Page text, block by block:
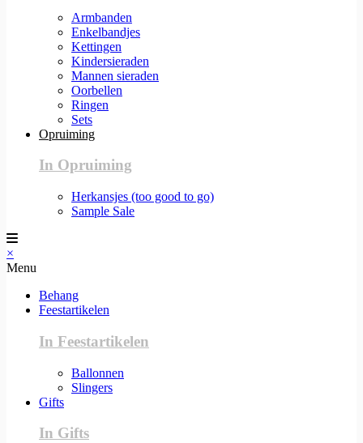
Armbanden
Enkelbandjes
Kettingen
Kindersieraden
Mannen sieraden
Oorbellen
Ringen
Sets
Opruiming
In Opruiming
Herkansjes (too good to go)
Sample Sale
×
Menu
Behang
Feestartikelen
In Feestartikelen
Ballonnen
Slingers
Gifts
In Gifts